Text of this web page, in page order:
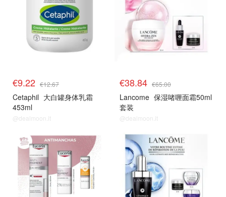
€9.22 €12.67
Cetaphil 大白罐身体乳霜
453ml
@dealmoon.it
€38.84 €65.00
Lancome 保湿啫喱面霜50ml
套装
@dealmoon.it